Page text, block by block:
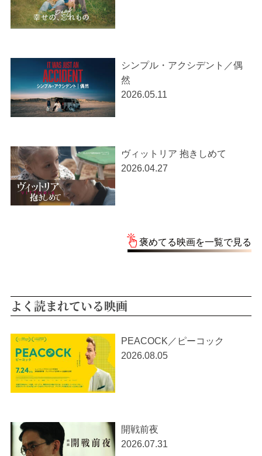
シンプル・アクシデント／偶
然
2026.05.11
ヴィットリア 抱きしめて
2026.04.27
褒めてる映画を一覧で見る
よく読まれている映画
PEACOCK／ピーコック
2026.08.05
開戦前夜
2026.07.31